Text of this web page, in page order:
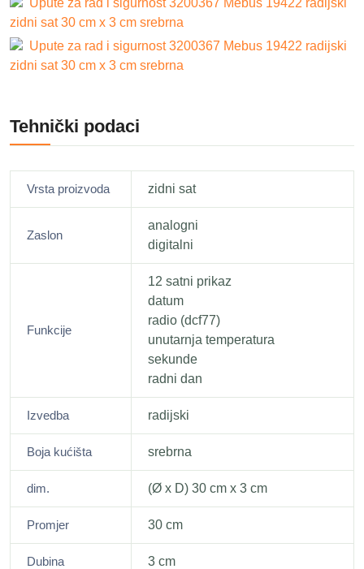
Upute za rad i sigurnost 3200367 Mebus 19422 radijski
zidni sat 30 cm x 3 cm srebrna
Upute za rad i sigurnost 3200367 Mebus 19422 radijski
zidni sat 30 cm x 3 cm srebrna
Tehnički podaci
Vrsta proizvoda zidni sat
Zaslon
analogni
digitalni
Funkcije
12 satni prikaz
datum
radio (dcf77)
unutarnja temperatura
sekunde
radni dan
Izvedba radijski
Boja kućišta srebrna
dim. (Ø x D) 30 cm x 3 cm
Promjer 30 cm
Dubina 3 cm